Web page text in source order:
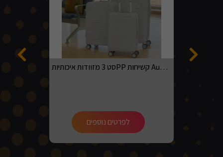
סט 3 מזוודות איכותיותPP קשיחות Australian adventurer בגדלים 20, 24, 28 בצבע אפור בהיר
לפרטים נוספים